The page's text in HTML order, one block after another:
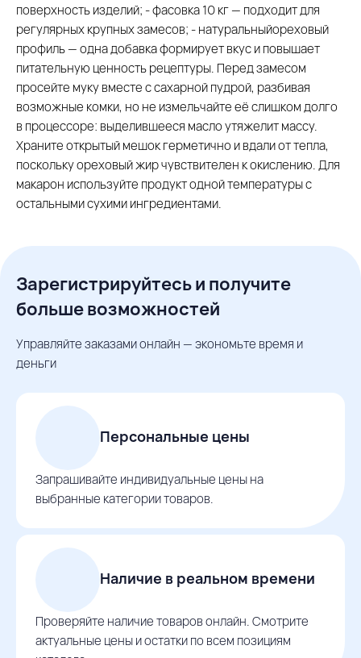
поверхность изделий; - фасовка 10 кг — подходит для
регулярных крупных замесов; - натуральныйореховый
профиль — одна добавка формирует вкус и повышает
питательную ценность рецептуры. Перед замесом
просейте муку вместе с сахарной пудрой, разбивая
возможные комки, но не измельчайте её слишком долго
в процессоре: выделившееся масло утяжелит массу.
Храните открытый мешок герметично и вдали от тепла,
поскольку ореховый жир чувствителен к окислению. Для
макарон используйте продукт одной температуры с
остальными сухими ингредиентами.
Зарегистрируйтесь и получите
больше возможностей
Управляйте заказами онлайн — экономьте время и
деньги
Персональные цены
Запрашивайте индивидуальные цены на
выбранные категории товаров.
Наличие в реальном времени
Проверяйте наличие товаров онлайн. Смотрите
актуальные цены и остатки по всем позициям